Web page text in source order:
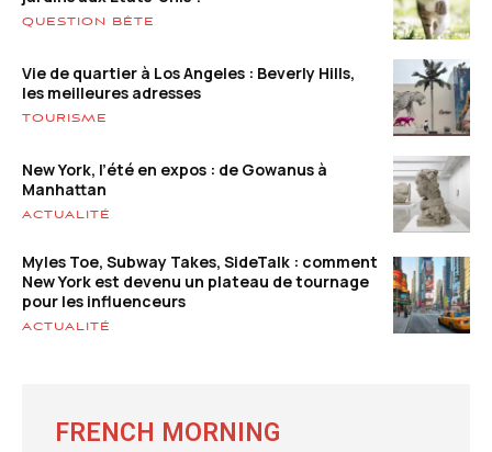
QUESTION BÊTE
Vie de quartier à Los Angeles : Beverly Hills,
les meilleures adresses
TOURISME
New York, l’été en expos : de Gowanus à
Manhattan
ACTUALITÉ
Myles Toe, Subway Takes, SideTalk : comment
New York est devenu un plateau de tournage
pour les influenceurs
ACTUALITÉ
FRENCH MORNING